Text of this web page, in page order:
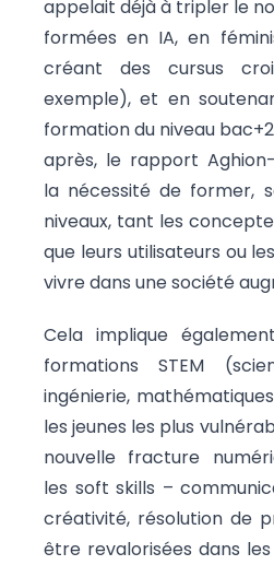
appelait déjà à tripler le
formées en IA, en
créant des cursus
exemple), et en
formation du niveau
après, le rapport
la nécessité de former,
niveaux, tant les
que leurs utilisateurs ou
vivre dans une société
Cela implique
formations STEM
ingénierie,
les jeunes les plus
nouvelle fracture
les soft skills –
créativité, résolution de
être revalorisées dans